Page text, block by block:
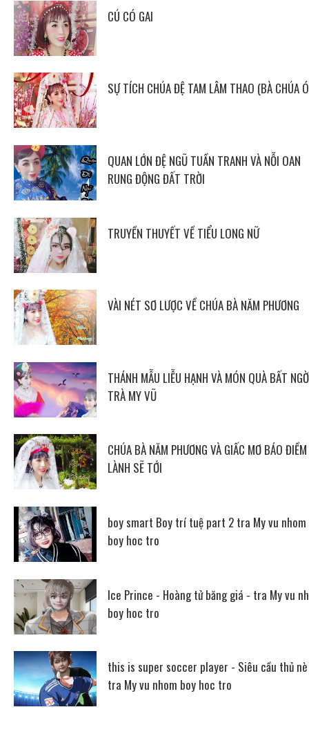
CÚ CÓ GAI
SỰ TÍCH CHÚA ĐỆ TAM LÂM THAO (BÀ CHÚA
QUAN LỚN ĐỆ NGŨ TUẦN TRANH VÀ NỖI OAN
RUNG ĐỘNG ĐẤT TRỜI
TRUYỀN THUYẾT VỀ TIỂU LONG NỮ
VÀI NÉT SƠ LƯỢC VỀ CHÚA BÀ NĂM PHƯƠNG
THÁNH MẪU LIỄU HẠNH VÀ MÓN QUÀ BẤT
TRÀ MY VŨ
CHÚA BÀ NĂM PHƯƠNG VÀ GIẤC MƠ BÁO ĐIỀM
LÀNH SẼ TỚI
boy smart Boy trí tuệ part 2 tra My vu nhom
boy hoc tro
Ice Prince - Hoàng tử băng giá - tra My vu
boy hoc tro
this is super soccer player - Siêu cầu thủ
tra My vu nhom boy hoc tro